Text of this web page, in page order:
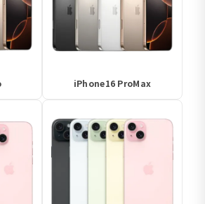
iPhone16 ProMax